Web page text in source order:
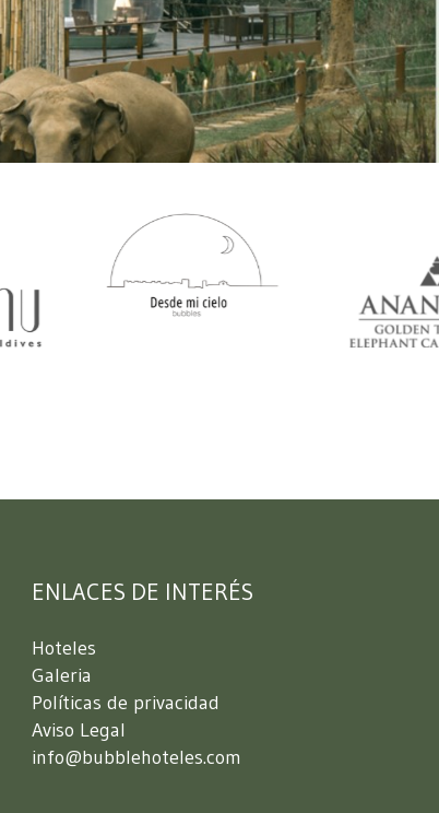
ENLACES DE INTERÉS
Hoteles
Galeria
Políticas de privacidad
Aviso Legal
info@bubblehoteles.com